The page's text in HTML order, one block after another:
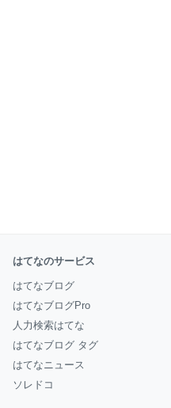
はてなのサービス
はてなブログ
はてなブログPro
人力検索はてな
はてなブログ タグ
はてなニュース
ソレドコ